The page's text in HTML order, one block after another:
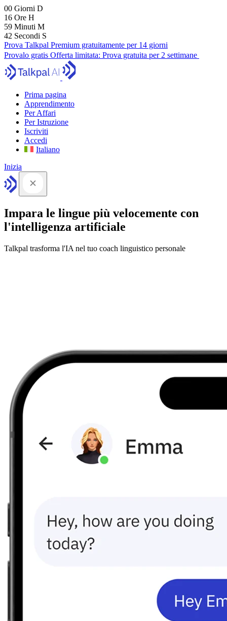
00 Giorni D
16 Ore H
59 Minuti M
41 Secondi S
Prova Talkpal Premium gratuitamente per 14 giorni
Provalo gratis Offerta limitata: Prova gratuita per 2 settimane
Prima pagina
Apprendimento
Per Affari
Per Istruzione
Iscriviti
Accedi
Italiano
Inizia
Impara le lingue più velocemente con
l'intelligenza artificiale
Talkpal trasforma l'IA nel tuo coach linguistico personale